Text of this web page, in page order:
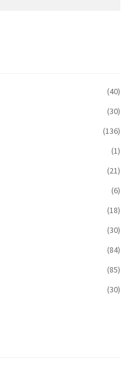
(40)
(30)
(136)
(1)
(21)
(6)
(18)
(30)
(84)
(85)
(30)